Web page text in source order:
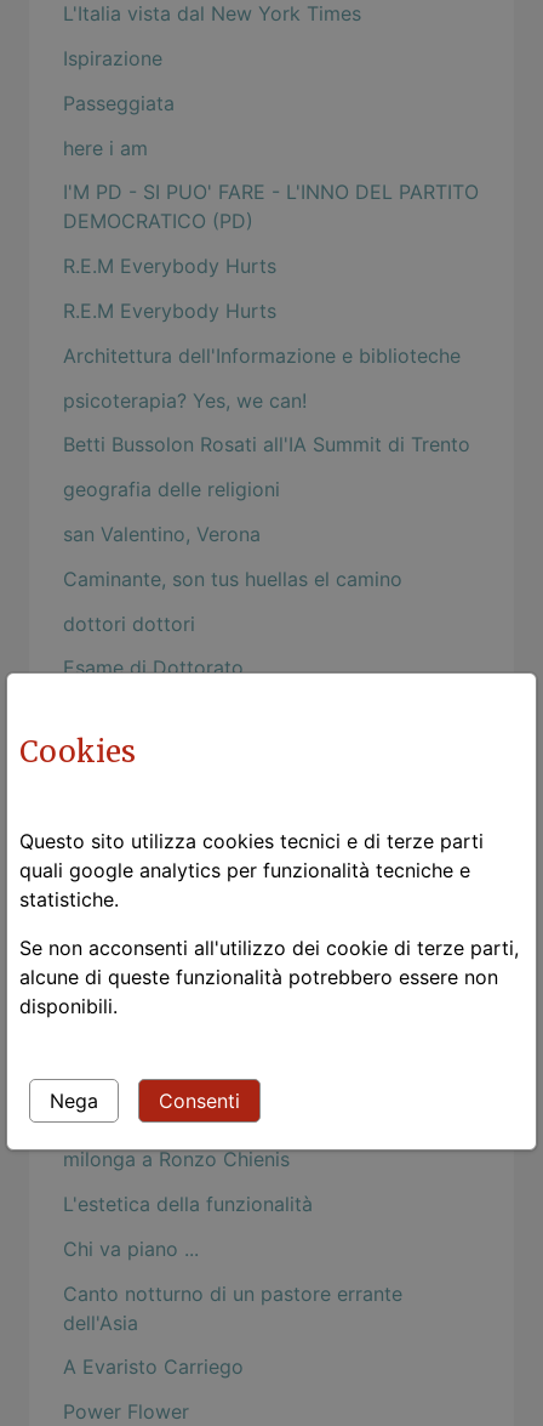
L'Italia vista dal New York Times
Ispirazione
Passeggiata
here i am
I'M PD - SI PUO' FARE - L'INNO DEL PARTITO
DEMOCRATICO (PD)
R.E.M Everybody Hurts
R.E.M Everybody Hurts
Architettura dell'Informazione e biblioteche
psicoterapia? Yes, we can!
Betti Bussolon Rosati all'IA Summit di Trento
geografia delle religioni
san Valentino, Verona
Caminante, son tus huellas el camino
dottori dottori
Esame di Dottorato
L'espressione della felicità
Gli occhi delle donne
Rosch e la psicologia buddhista
Togliere la maschera
Mind Hacks: Osama Bin Language Acquistion
Nietzsche: dei dispregiatori del corpo
milonga a Ronzo Chienis
L'estetica della funzionalità
Chi va piano ...
Canto notturno di un pastore errante
dell'Asia
A Evaristo Carriego
Power Flower
Cookies
Questo sito utilizza cookies tecnici e di terze parti
quali google analytics per funzionalità tecniche e
statistiche.
Se non acconsenti all'utilizzo dei cookie di terze parti,
alcune di queste funzionalità potrebbero essere non
disponibili.
Nega Consenti